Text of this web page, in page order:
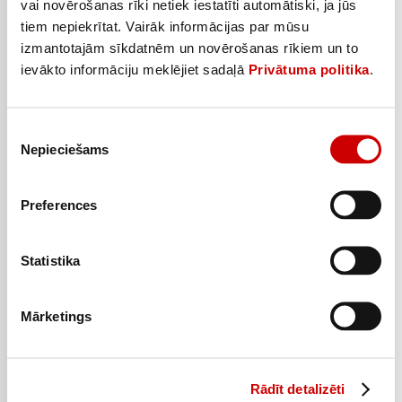
vai novērošanas rīki netiek iestatīti automātiski, ja jūs
tiem nepiekrītat. Vairāk informācijas par mūsu
izmantotajām sīkdatnēm un novērošanas rīkiem un to
ievākto informāciju meklējiet sadaļā Privātuma politika
izvēle
Nepieciešams
Preferences
Statistika
Mārketings
Rādīt detalizēti
Universālā marināde SANTA MARIA 75g
0
. 53€ 1
. 05€